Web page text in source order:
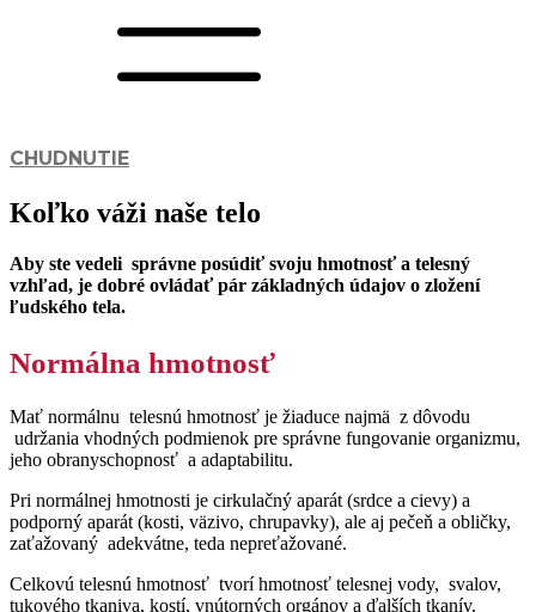
CHUDNUTIE
Koľko váži naše telo
Aby ste vedeli správne posúdiť svoju hmotnosť a telesný
vzhľad, je dobré ovládať pár základných údajov o zložení
ľudského tela.
Normálna hmotnosť
Mať normálnu telesnú hmotnosť je žiaduce najmä z dôvodu
udržania vhodných podmienok pre správne fungovanie organizmu,
jeho obranyschopnosť a adaptabilitu.
Pri normálnej hmotnosti je cirkulačný aparát (srdce a cievy) a
podporný aparát (kosti, väzivo, chrupavky), ale aj pečeň a obličky,
zaťažovaný adekvátne, teda nepreťažované.
Celkovú telesnú hmotnosť tvorí hmotnosť telesnej vody, svalov,
tukového tkaniva, kostí, vnútorných orgánov a ďalších tkanív.